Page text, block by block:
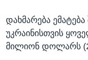
დახმარება
უკრაინისთვის
მილიონ დოლარს